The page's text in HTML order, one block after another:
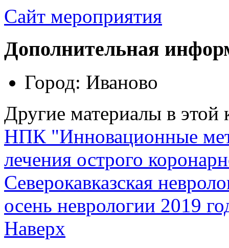
Сайт мероприятия
Дополнительная
Город: Иваново
Другие материалы в этой
НПК "Инновационные
лечения острого
Северокавказская
осень неврологии 2019
Наверх